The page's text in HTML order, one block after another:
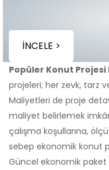
İNCELE >
Popüler Konut Projesi
projeleri; her zevk, tarz
Maliyetleri de proje
maliyet belirlemek
çalışma koşullarına,
sebep ekonomik konut
Güncel ekonomik